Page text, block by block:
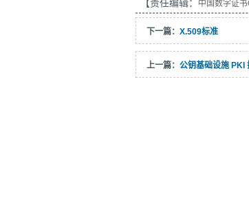
【责任编辑： 中国数字证
下一篇： X.509标准
上一篇： 公钥基础设施 PKI